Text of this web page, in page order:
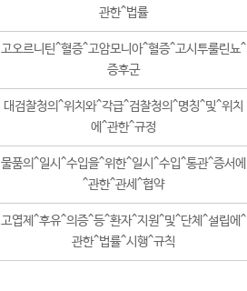
관한^법률
고오르니틴^혈증^고암모니아^혈증^고시투룰린뇨^
증후군
대검찰청의^위치와^각급^검찰청의^명칭^및^위치
에^관한^규정
물품의^일시^수입을^위한^일시^수입^통관^증서에
^관한^관세^협약
고엽제^후유^의증^등^환자^지원^및^단체^설립에^
관한^법률^시행^규칙